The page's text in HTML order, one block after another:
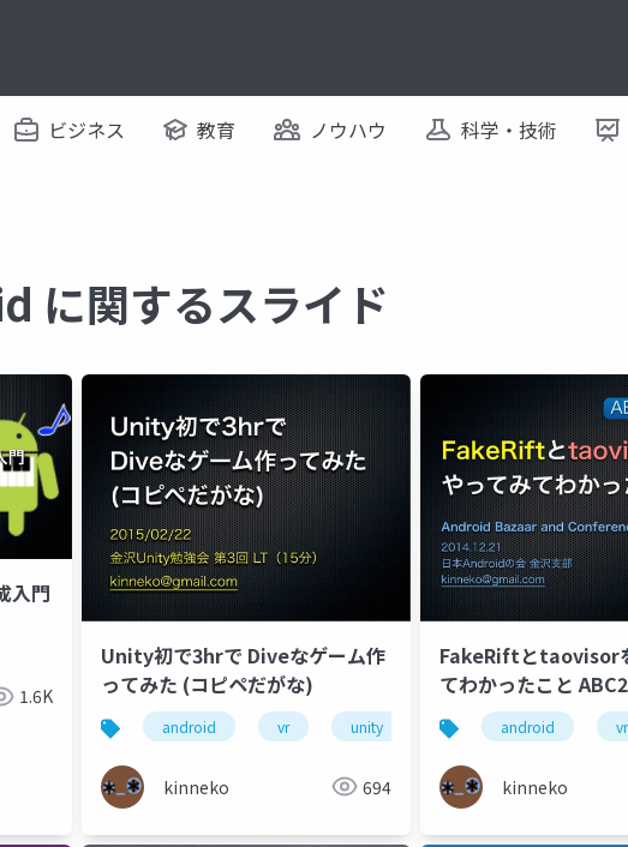
ビジネス 教育 ノウハウ 科学・技術
に関するスライド
入門
1.6K
Unity初で3hrで Diveなゲーム作
ってみた (コピペだがな)
android vr unity
kinneko 694
FakeRiftとtaovisor
てわかったこと
android vr
kinneko